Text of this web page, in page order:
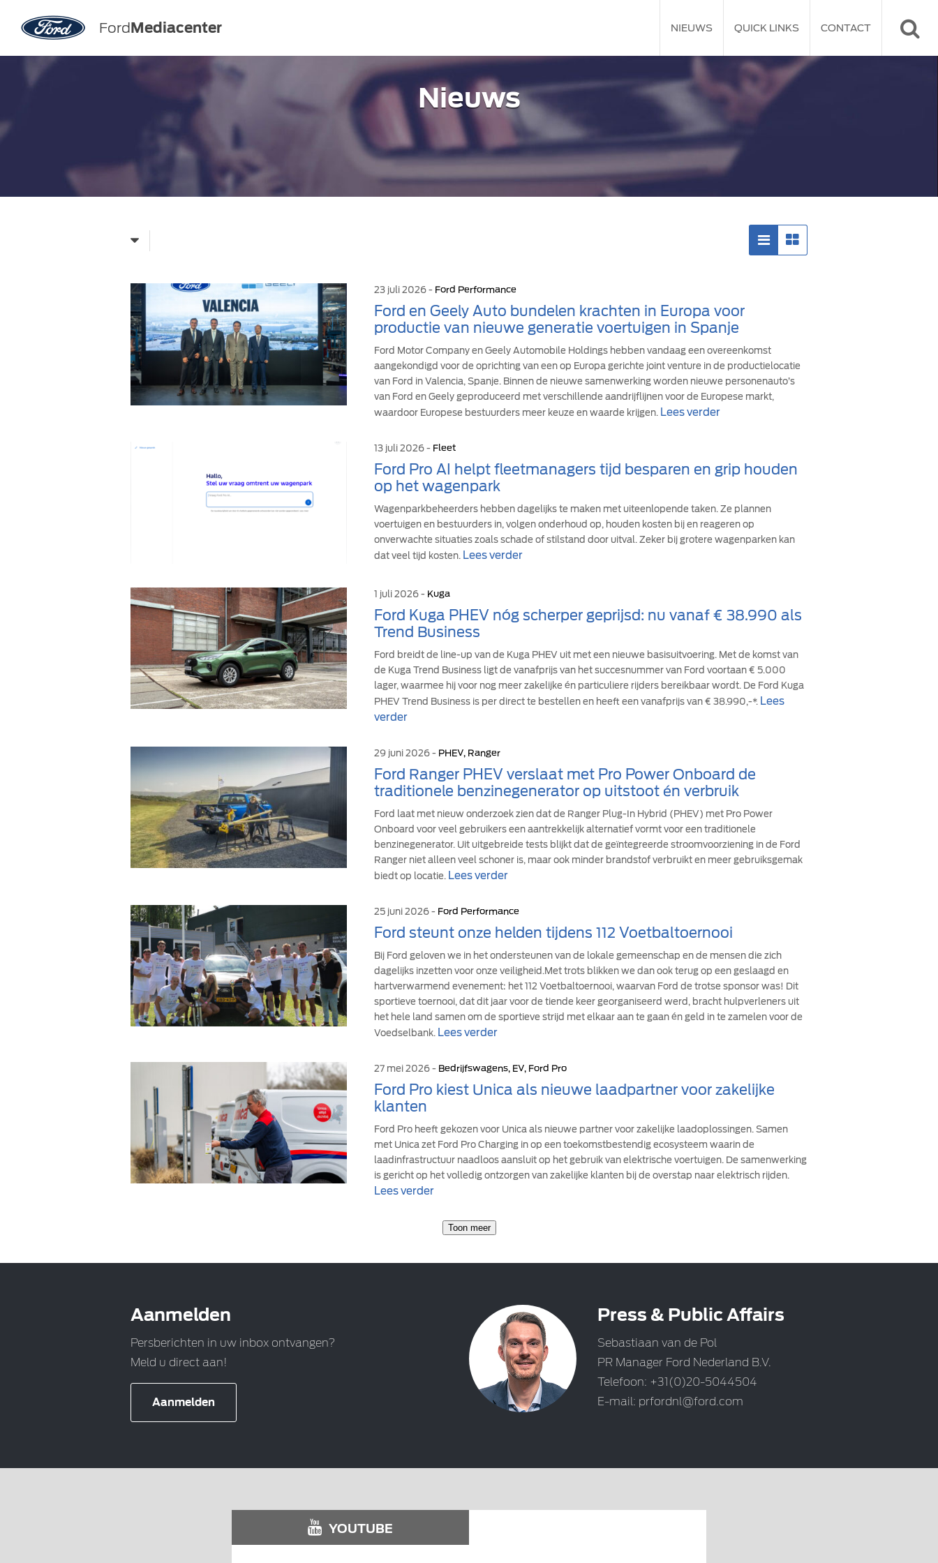
FordMediacenter NIEUWS QUICK LINKS CONTACT
Nieuws
23 juli 2026 - Ford Performance
Ford en Geely Auto bundelen krachten in Europa voor
productie van nieuwe generatie voertuigen in Spanje
Ford Motor Company en Geely Automobile Holdings hebben vandaag een overeenkomst
aangekondigd voor de oprichting van een op Europa gerichte joint venture in de productielocatie
van Ford in Valencia, Spanje. Binnen de nieuwe samenwerking worden nieuwe personenauto’s
van Ford en Geely geproduceerd met verschillende aandrijflijnen voor de Europese markt,
waardoor Europese bestuurders meer keuze en waarde krijgen. Lees verder
13 juli 2026 - Fleet
Ford Pro AI helpt fleetmanagers tijd besparen en grip houden
op het wagenpark
Wagenparkbeheerders hebben dagelijks te maken met uiteenlopende taken. Ze plannen
voertuigen en bestuurders in, volgen onderhoud op, houden kosten bij en reageren op
onverwachte situaties zoals schade of stilstand door uitval. Zeker bij grotere wagenparken kan
dat veel tijd kosten. Lees verder
1 juli 2026 - Kuga
Ford Kuga PHEV nóg scherper geprijsd: nu vanaf € 38.990 als
Trend Business
Ford breidt de line-up van de Kuga PHEV uit met een nieuwe basisuitvoering. Met de komst van
de Kuga Trend Business ligt de vanafprijs van het succesnummer van Ford voortaan € 5.000
lager, waarmee hij voor nog meer zakelijke én particuliere rijders bereikbaar wordt. De Ford Kuga
PHEV Trend Business is per direct te bestellen en heeft een vanafprijs van € 38.990,-*. Lees
verder
29 juni 2026 - PHEV, Ranger
Ford Ranger PHEV verslaat met Pro Power Onboard de
traditionele benzinegenerator op uitstoot én verbruik
Ford laat met nieuw onderzoek zien dat de Ranger Plug-In Hybrid (PHEV) met Pro Power
Onboard voor veel gebruikers een aantrekkelijk alternatief vormt voor een traditionele
benzinegenerator. Uit uitgebreide tests blijkt dat de geïntegreerde stroomvoorziening in de Ford
Ranger niet alleen veel schoner is, maar ook minder brandstof verbruikt en meer gebruiksgemak
biedt op locatie. Lees verder
25 juni 2026 - Ford Performance
Ford steunt onze helden tijdens 112 Voetbaltoernooi
Bij Ford geloven we in het ondersteunen van de lokale gemeenschap en de mensen die zich
dagelijks inzetten voor onze veiligheid.Met trots blikken we dan ook terug op een geslaagd en
hartverwarmend evenement: het 112 Voetbaltoernooi, waarvan Ford de trotse sponsor was! Dit
sportieve toernooi, dat dit jaar voor de tiende keer georganiseerd werd, bracht hulpverleners uit
het hele land samen om de sportieve strijd met elkaar aan te gaan én geld in te zamelen voor de
Voedselbank. Lees verder
27 mei 2026 - Bedrijfswagens, EV, Ford Pro
Ford Pro kiest Unica als nieuwe laadpartner voor zakelijke
klanten
Ford Pro heeft gekozen voor Unica als nieuwe partner voor zakelijke laadoplossingen. Samen
met Unica zet Ford Pro Charging in op een toekomstbestendig ecosysteem waarin de
laadinfrastructuur naadloos aansluit op het gebruik van elektrische voertuigen. De samenwerking
is gericht op het volledig ontzorgen van zakelijke klanten bij de overstap naar elektrisch rijden.
Lees verder
Toon meer
Aanmelden
Persberichten in uw inbox ontvangen?
Meld u direct aan!
Aanmelden
Press & Public Affairs
Sebastiaan van de Pol
PR Manager Ford Nederland B.V.
Telefoon: +31(0)20-5044504
E-mail: prfordnl@ford.com
YOUTUBE